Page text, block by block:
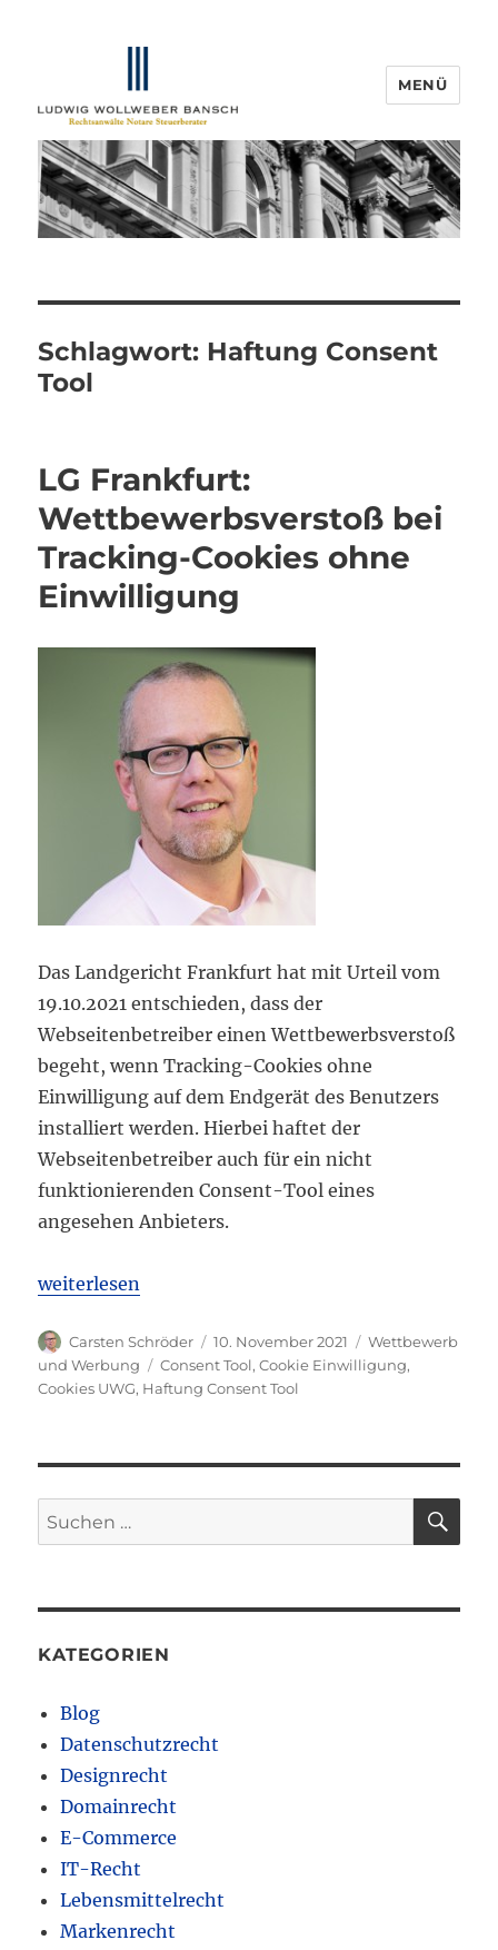
IP-Blogger.de
MENÜ
Schlagwort: Haftung Consent
Tool
LG Frankfurt:
Wettbewerbsverstoß bei
Tracking-Cookies ohne
Einwilligung
Das Landgericht Frankfurt hat mit Urteil vom
19.10.2021 entschieden, dass der
Webseitenbetreiber einen Wettbewerbsverstoß
begeht, wenn Tracking-Cookies ohne
Einwilligung auf dem Endgerät des Benutzers
installiert werden. Hierbei haftet der
Webseitenbetreiber auch für ein nicht
funktionierenden Consent-Tool eines
angesehen Anbieters.
„LG Frankfurt: Wettbewerbsverstoß bei Tracking-
weiterlesen
Autor
Carsten Schröder
Veröffentlicht
am
10. November 2021 Kategorien
Wettbewerb
und Werbung
Schlagwörter
Consent Tool,Cookie Einwilligung,
Cookies UWG, Haftung Consent Tool
Suchen
nach:
KATEGORIEN
Blog
Datenschutzrecht
Designrecht
Domainrecht
E-Commerce
IT-Recht
Lebensmittelrecht
Markenrecht